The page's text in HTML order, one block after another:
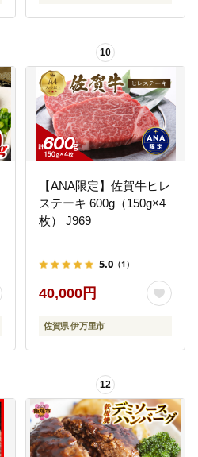
10
【ANA限定】佐賀牛ヒレ
ステーキ 600g（150g×4
枚） J969
5.0 （1）
40,000円
佐賀県 伊万里市
12